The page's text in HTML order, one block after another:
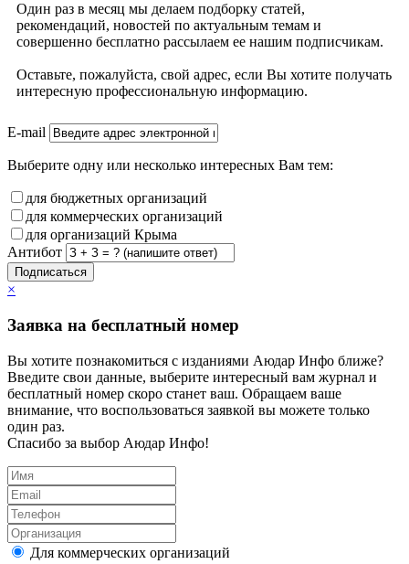
Один раз в месяц мы делаем подборку статей,
рекомендаций, новостей по актуальным темам и
совершенно бесплатно рассылаем ее нашим подписчикам.
Оставьте, пожалуйста, свой адрес, если Вы хотите получать
интересную профессиональную информацию.
E-mail
Выберите одну или несколько интересных Вам тем:
для бюджетных организаций
для коммерческих организаций
для организаций Крыма
Антибот
Подписаться
×
Заявка на бесплатный номер
Вы хотите познакомиться с изданиями Аюдар Инфо ближе?
Введите свои данные, выберите интересный вам журнал и
бесплатный номер скоро станет ваш. Обращаем ваше
внимание, что воспользоваться заявкой вы можете только
один раз.
Спасибо за выбор Аюдар Инфо!
Для коммерческих организаций